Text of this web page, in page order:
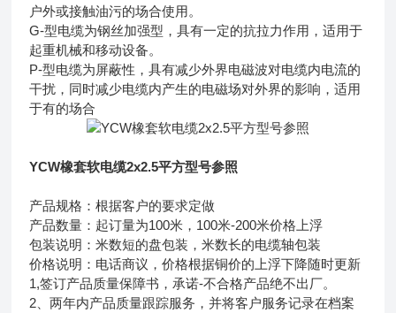
户外或接触油污的场合使用。
G-型电缆为钢丝加强型，具有一定的抗拉力作用，适用于
起重机械和移动设备。
P-型电缆为屏蔽性，具有减少外界电磁波对电缆内电流的
干扰，同时减少电缆内产生的电磁场对外界的影响，适用
于有的场合
YCW橡套软电缆2x2.5平方型号参照
产品规格：根据客户的要求定做
产品数量：起订量为100米，100米-200米价格上浮
包装说明：米数短的盘包装，米数长的电缆轴包装
价格说明：电话商议，价格根据铜价的上浮下降随时更新
1,签订产品质量保障书，承诺-不合格产品绝不出厂。
2、两年内产品质量跟踪服务，并将客户服务记录在档案